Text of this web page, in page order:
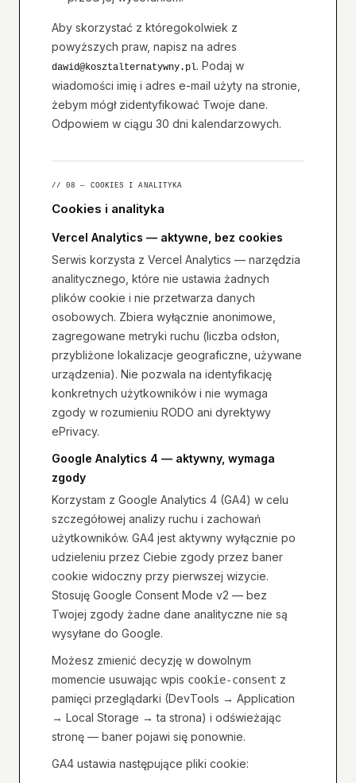
Aby skorzystać z któregokolwiek z
powyższych praw, napisz na adres
dawid@kosztalternatywny.pl. Podaj w
wiadomości imię i adres e-mail użyty na stronie,
żebym mógł zidentyfikować Twoje dane.
Odpowiem w ciągu 30 dni kalendarzowych.
// 08 — COOKIES I ANALITYKA
Cookies i analityka
Vercel Analytics — aktywne, bez cookies
Serwis korzysta z Vercel Analytics — narzędzia
analitycznego, które nie ustawia żadnych
plików cookie i nie przetwarza danych
osobowych. Zbiera wyłącznie anonimowe,
zagregowane metryki ruchu (liczba odsłon,
przybliżone lokalizacje geograficzne, używane
urządzenia). Nie pozwala na identyfikację
konkretnych użytkowników i nie wymaga
zgody w rozumieniu RODO ani dyrektywy
ePrivacy.
Google Analytics 4 — aktywny, wymaga
zgody
Korzystam z Google Analytics 4 (GA4) w celu
szczegółowej analizy ruchu i zachowań
użytkowników. GA4 jest aktywny wyłącznie po
udzieleniu przez Ciebie zgody przez baner
cookie widoczny przy pierwszej wizycie.
Stosuję Google Consent Mode v2 — bez
Twojej zgody żadne dane analityczne nie są
wysyłane do Google.
Możesz zmienić decyzję w dowolnym
momencie usuwając wpis cookie-consent z
pamięci przeglądarki (DevTools → Application
→ Local Storage → ta strona) i odświeżając
stronę — baner pojawi się ponownie.
GA4 ustawia następujące pliki cookie: